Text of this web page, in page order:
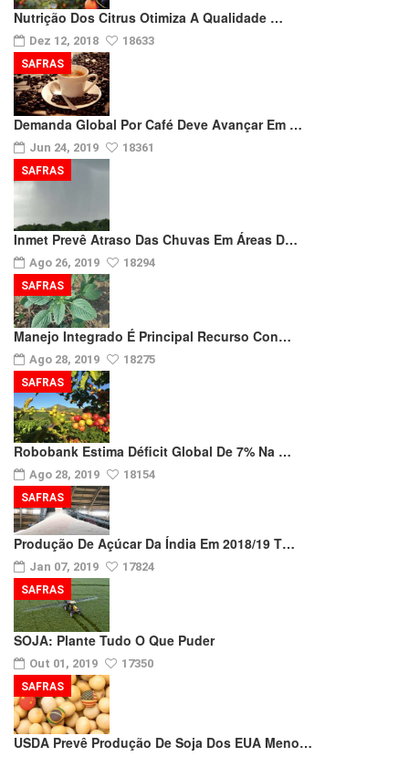
Nutrição Dos Citrus Otimiza A Qualidade …
Dez 12, 2018 18633
Demanda Global Por Café Deve Avançar Em …
Jun 24, 2019 18361
SAFRAS
Inmet Prevê Atraso Das Chuvas Em Áreas D…
Ago 26, 2019 18294
SAFRAS
Manejo Integrado É Principal Recurso Con…
Ago 28, 2019 18275
SAFRAS
Robobank Estima Déficit Global De 7% Na …
Ago 28, 2019 18154
SAFRAS
Produção De Açúcar Da Índia Em 2018/19 T…
Jan 07, 2019 17824
SAFRAS
SOJA: Plante Tudo O Que Puder
Out 01, 2019 17350
SAFRAS
USDA Prevê Produção De Soja Dos EUA Meno…
SAFRAS